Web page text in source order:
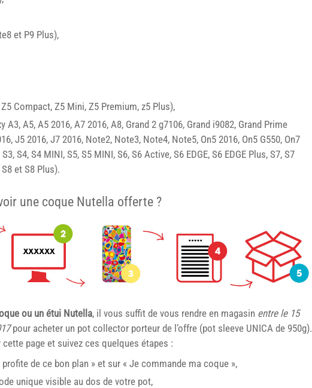
et P9 Plus),
Z5 Compact, Z5 Mini, Z5 Premium, z5 Plus),
A3, A5, A5 2016, A7 2016, A8, Grand 2 g7106, Grand i9082, Grand Prime
J5 2016, J7 2016, Note2, Note3, Note4, Note5, On5 2016, On5 G550, On7
S4, S4 MINI, S5, S5 MINI, S6, S6 Active, S6 EDGE, S6 EDGE Plus, S7, S7
et S8 Plus).
une coque Nutella offerte ?
ou un étui Nutella, il vous suffit de vous rendre en magasin entre le 15
pour acheter un pot collector porteur de l’offre (pot sleeve UNICA de 950g).
cette page et suivez ces quelques étapes :
de ce bon plan » et sur « Je commande ma coque »,
unique visible au dos de votre pot,